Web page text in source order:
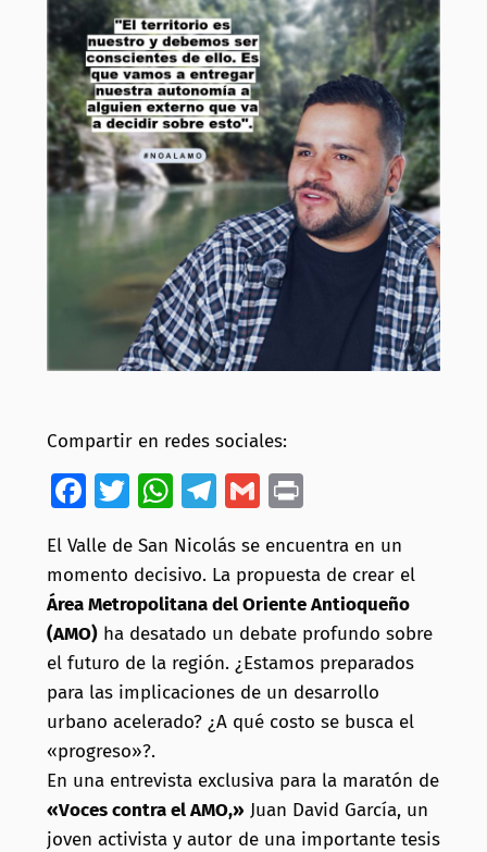
Compartir en redes sociales:
Facebook
Twitter
WhatsApp
Telegram
GmailPrint
El Valle de San Nicolás se encuentra en un
momento decisivo. La propuesta de crear el
Área Metropolitana del Oriente Antioqueño
(AMO)ha desatado un debate profundo sobre
el futuro de la región. ¿Estamos preparados
para las implicaciones de un desarrollo
urbano acelerado? ¿A qué costo se busca el
«progreso»?.
En una entrevista exclusiva para la maratón de
«Voces contra el AMO,» Juan David García, un
joven activista y autor de una importante tesis